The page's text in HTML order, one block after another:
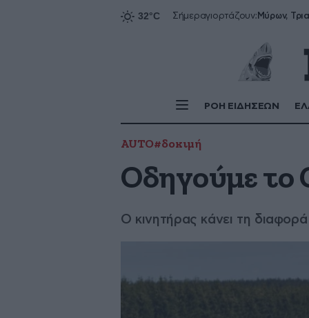
Σήμεραγιορτάζουν:
ΡΟΗ ΕΙΔΗΣΕΩΝ
AUTO#δοκιμή
Οδηγούμε το
Ο κινητήρας κάνει τη